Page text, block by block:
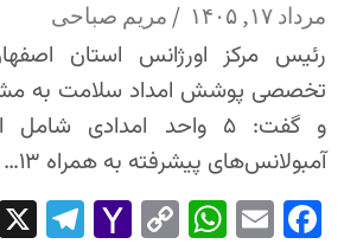
مرداد ۱۷, ۱۴۰۵ مریم صباحی
رئیس مرکز اورژانس استان
تخصصی پوشش امداد سلامت به
و گفت: ۵ واحد امدادی
آمبولانس‌های پیشرفته به همراه ۱۳…
Fac
Em
Wh
Co
Yah
Tel